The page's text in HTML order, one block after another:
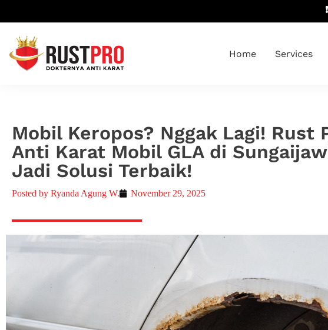
❗❗
Home Services
Mobil Keropos? Nggak Lagi! Rust
Anti Karat Mobil GLA di
Jadi Solusi Terbaik!
Posted by Ryanda Agung W. November 29, 2025